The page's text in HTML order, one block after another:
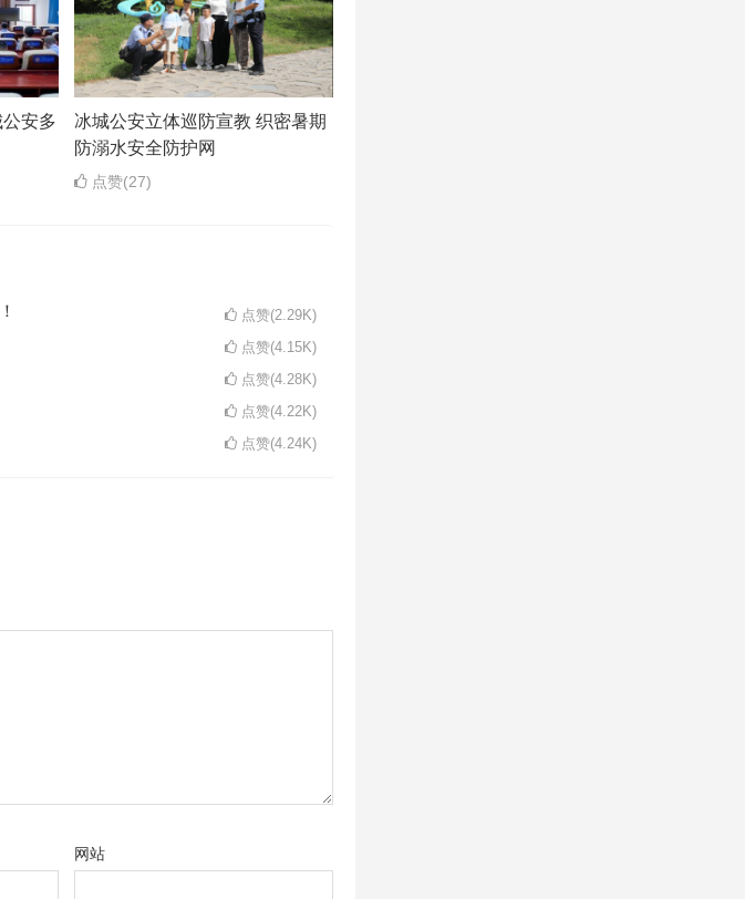
公安多
冰城公安立体巡防宣教 织密暑期
防溺水安全防护网
点赞(27)
点赞(2.29K)
点赞(4.15K)
点赞(4.28K)
点赞(4.22K)
点赞(4.24K)
网站